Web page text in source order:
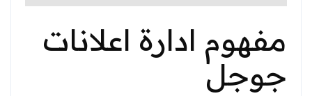
مفهوم ادارة اعلانات
جوجل